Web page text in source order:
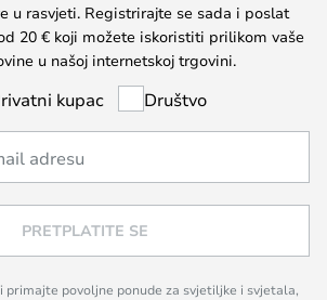
u rasvjeti. Registrirajte se sada i poslat
20 € koji možete iskoristiti prilikom vaše
u našoj internetskoj trgovini.
kupac Društvo
PRETPLATITE SE
primajte povoljne ponude za svjetiljke i svjetala,